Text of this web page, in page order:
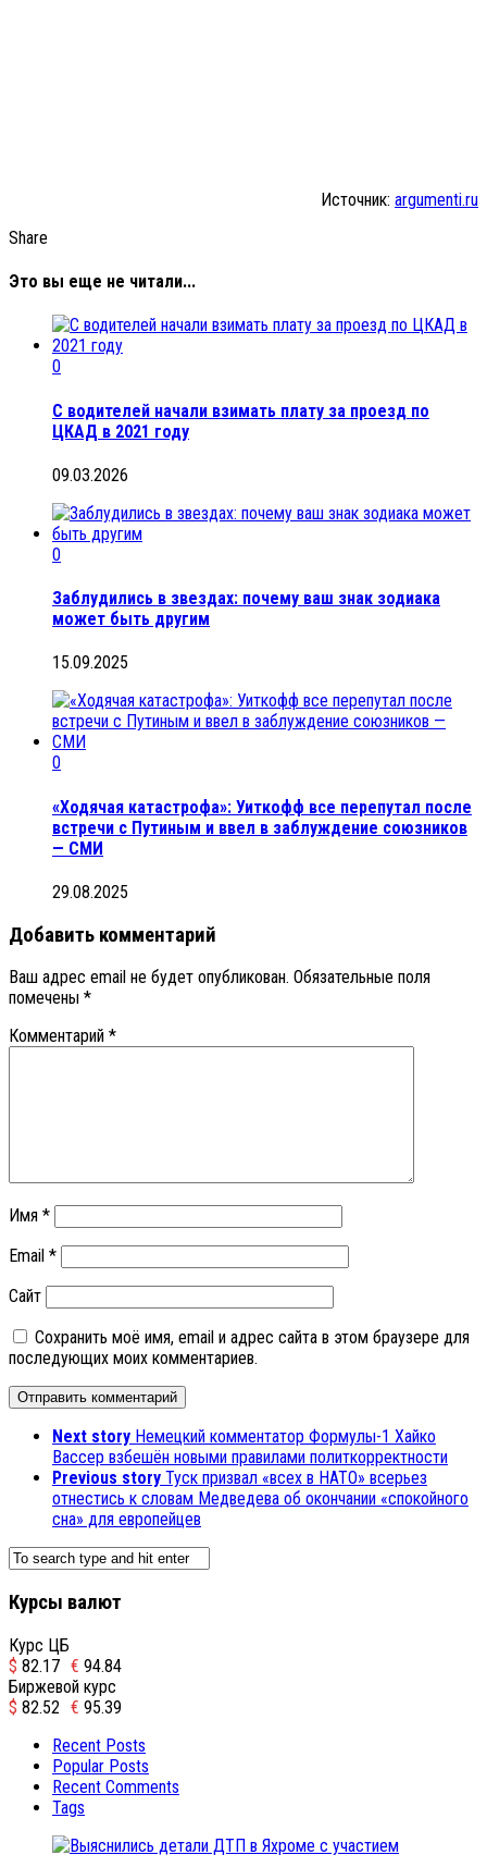
Источник: argumenti.ru
Share
Это вы еще не читали...
0
С водителей начали взимать плату за проезд по
ЦКАД в 2021 году
09.03.2026
0
Заблудились в звездах: почему ваш знак зодиака
может быть другим
15.09.2025
0
«Ходячая катастрофа»: Уиткофф все перепутал после
встречи с Путиным и ввел в заблуждение союзников
— СМИ
29.08.2025
Добавить комментарий
Ваш адрес email не будет опубликован. Обязательные поля
помечены *
Комментарий *
Имя *
Email *
Сайт
Сохранить моё имя, email и адрес сайта в этом браузере для
последующих моих комментариев.
Next story Немецкий комментатор Формулы-1 Хайко
Вассер взбешён новыми правилами политкорректности
Previous story Туск призвал «всех в НАТО» всерьез
отнестись к словам Медведева об окончании «спокойного
сна» для европейцев
Курсы валют
Курс ЦБ
$ 82.17 € 94.84
Биржевой курс
$ 82.52 € 95.39
Recent Posts
Popular Posts
Recent Comments
Tags